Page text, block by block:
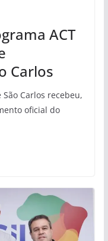
ACT
Carlos
Carlos recebeu,
oficial do